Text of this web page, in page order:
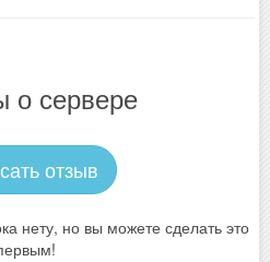
о сервере
отзыв
нету, но вы можете сделать это